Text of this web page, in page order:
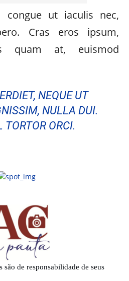
congue ut iaculis nec,
Cras eros ipsum,
quam at, euismod
NEQUE UT
NULLA DUI.
ORCI.
são de responsabilidade de seus